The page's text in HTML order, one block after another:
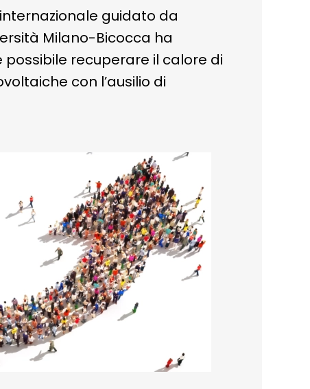
guidato da
Milano-Bicocca ha
recuperare il calore di
con l’ausilio di